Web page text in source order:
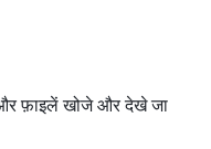
और फ़ाइलें खोजे और देखे जा